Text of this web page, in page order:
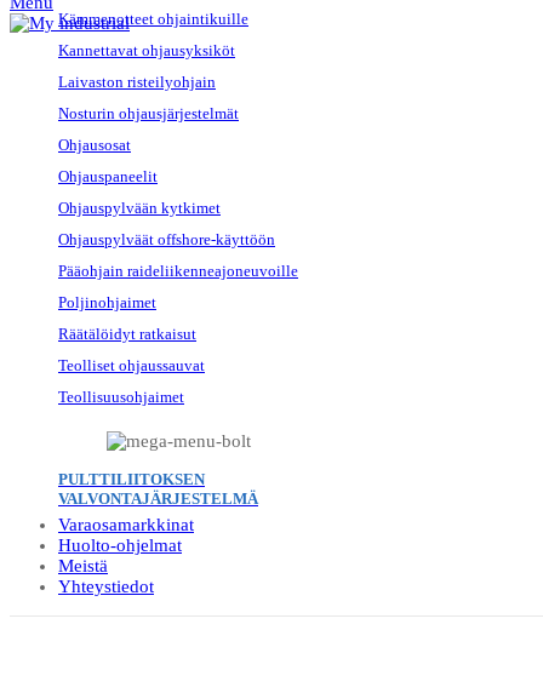
Kämmenotteet ohjaintikuille
Kannettavat ohjausyksiköt
Laivaston risteilyohjain
Nosturin ohjausjärjestelmät
Ohjausosat
Ohjauspaneelit
Ohjauspylvään kytkimet
Ohjauspylväät offshore-käyttöön
Pääohjain raideliikenneajoneuvoille
Poljinohjaimet
Räätälöidyt ratkaisut
Teolliset ohjaussauvat
Teollisuusohjaimet
PULTTILIITOKSEN
VALVONTAJÄRJESTELMÄ
Varaosamarkkinat
Huolto-ohjelmat
Meistä
Yhteystiedot